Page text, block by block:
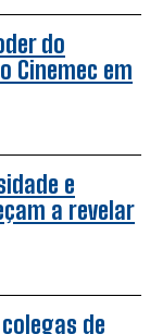
do
Cinemec em
e
a revelar
de